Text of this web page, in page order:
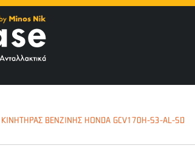
ΚΙΝΗΤΉΡΑΣ ΒΕΝΖΊΝΗΣ HONDA GCV170H-S3-AL-SD